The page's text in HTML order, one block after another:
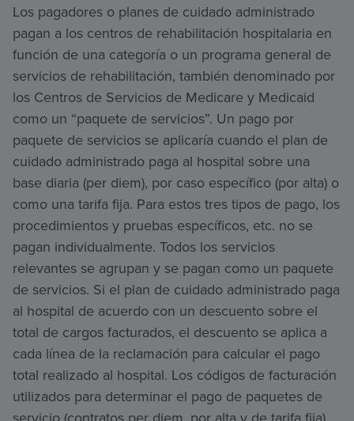
Los pagadores o planes de cuidado administrado
pagan a los centros de rehabilitación hospitalaria en
función de una categoría o un programa general de
servicios de rehabilitación, también denominado por
los Centros de Servicios de Medicare y Medicaid
como un “paquete de servicios”. Un pago por
paquete de servicios se aplicaría cuando el plan de
cuidado administrado paga al hospital sobre una
base diaria (per diem), por caso específico (por alta) o
como una tarifa fija. Para estos tres tipos de pago, los
procedimientos y pruebas específicos, etc. no se
pagan individualmente. Todos los servicios
relevantes se agrupan y se pagan como un paquete
de servicios. Si el plan de cuidado administrado paga
al hospital de acuerdo con un descuento sobre el
total de cargos facturados, el descuento se aplica a
cada línea de la reclamación para calcular el pago
total realizado al hospital. Los códigos de facturación
utilizados para determinar el pago de paquetes de